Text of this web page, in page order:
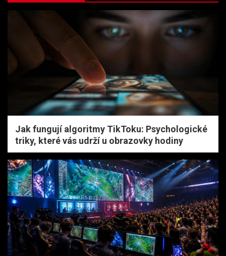
Jak fungují algoritmy TikToku: Psychologické
triky, které vás udrží u obrazovky hodiny